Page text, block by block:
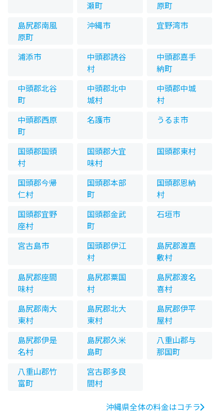
瀬町
原町
島尻郡南風
原町
沖縄市 宜野湾市
浦添市
中頭郡読谷
村
中頭郡嘉手
納町
中頭郡北谷
町
中頭郡北中
城村
中頭郡中城
村
中頭郡西原
町
名護市 うるま市
国頭郡国頭
村
国頭郡大宜
味村
国頭郡東村
国頭郡今帰
仁村
国頭郡本部
町
国頭郡恩納
村
国頭郡宜野
座村
国頭郡金武
町
石垣市
宮古島市
国頭郡伊江
村
島尻郡渡嘉
敷村
島尻郡座間
味村
島尻郡粟国
村
島尻郡渡名
喜村
島尻郡南大
東村
島尻郡北大
東村
島尻郡伊平
屋村
島尻郡伊是
名村
島尻郡久米
島町
八重山郡与
那国町
八重山郡竹
富町
宮古郡多良
間村
沖縄県全体の料金はコチラ